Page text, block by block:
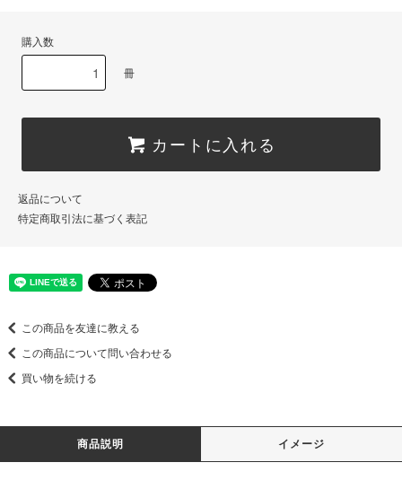
購入数
冊
カートに入れる
返品について
特定商取引法に基づく表記
この商品を友達に教える
この商品について問い合わせる
買い物を続ける
商品説明 イメージ